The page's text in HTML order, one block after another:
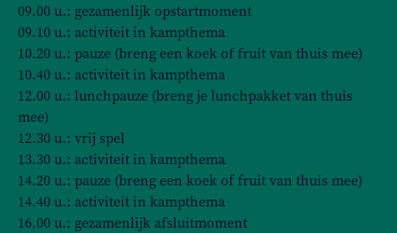
09.00 u.: gezamenlijk opstartmoment
09.10 u.: activiteit in kampthema
10.20 u.: pauze (breng een koek of fruit van thuis mee)
10.40 u.: activiteit in kampthema
12.00 u.: lunchpauze (breng je lunchpakket van thuis
mee)
12.30 u.: vrij spel
13.30 u.: activiteit in kampthema
14.20 u.: pauze (breng een koek of fruit van thuis mee)
14.40 u.: activiteit in kampthema
16.00 u.: gezamenlijk afsluitmoment